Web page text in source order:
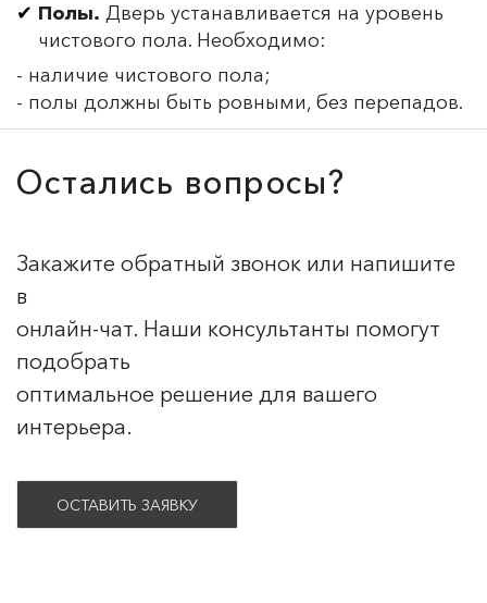
Полы. Дверь устанавливается на уровень
чистового пола. Необходимо:
- наличие чистового пола;
- полы должны быть ровными, без перепадов.
Остались вопросы?
Закажите обратный звонок или напишите
в
онлайн-чат. Наши консультанты помогут
подобрать
оптимальное решение для вашего
интерьера.
ОСТАВИТЬ ЗАЯВКУ